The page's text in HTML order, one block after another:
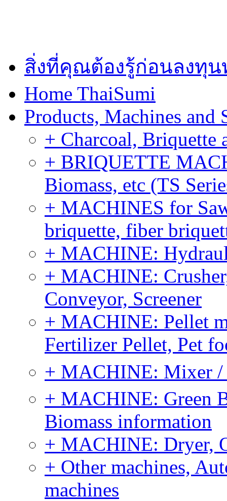
สิ่งที่คุณต้องรู้ก่อนลงทุ
Home ThaiSumi
Products, Machines and
+ Charcoal, Briquette
+ BRIQUETTE
Biomass, etc (TS
+ MACHINES for
briquette, fiber
+ MACHINE:
+ MACHINE:
Conveyor, Screener
+ MACHINE: Pellet
Fertilizer Pellet, Pet
+ MACHINE: Mixer
+ MACHINE: Green
Biomass information
+ MACHINE: Dryer,
+ Other machines,
machines